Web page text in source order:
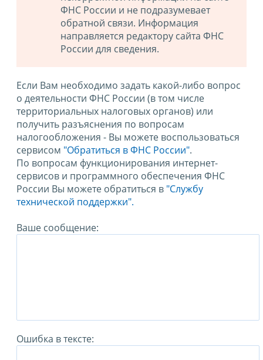
ФНС России и не подразумевает
обратной связи. Информация
направляется редактору сайта ФНС
России для сведения.
Если Вам необходимо задать какой-либо вопрос
о деятельности ФНС России (в том числе
территориальных налоговых органов) или
получить разъяснения по вопросам
налогообложения - Вы можете воспользоваться
сервисом "Обратиться в ФНС России".
По вопросам функционирования интернет-
сервисов и программного обеспечения ФНС
России Вы можете обратиться в "Службу
технической поддержки".
Ваше сообщение:
Ошибка в тексте: